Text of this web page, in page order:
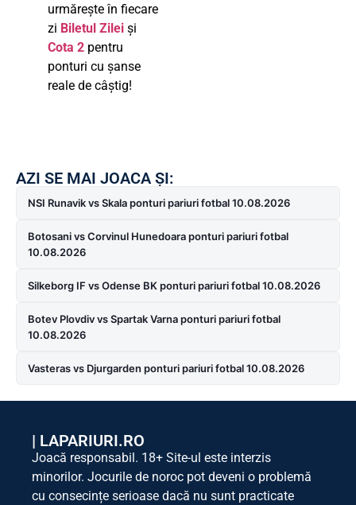
urmărește în fiecare
zi Biletul Zilei și
Cota 2 pentru
ponturi cu șanse
reale de câștig!
AZI SE MAI JOACA ȘI:
NSI Runavik vs Skala ponturi pariuri fotbal 10.08.2026
Botosani vs Corvinul Hunedoara ponturi pariuri fotbal
10.08.2026
Silkeborg IF vs Odense BK ponturi pariuri fotbal 10.08.2026
Botev Plovdiv vs Spartak Varna ponturi pariuri fotbal
10.08.2026
Vasteras vs Djurgarden ponturi pariuri fotbal 10.08.2026
| LAPARIURI.RO
Joacă responsabil. 18+ Site-ul este interzis
minorilor. Jocurile de noroc pot deveni o problemă
cu consecințe serioase dacă nu sunt practicate